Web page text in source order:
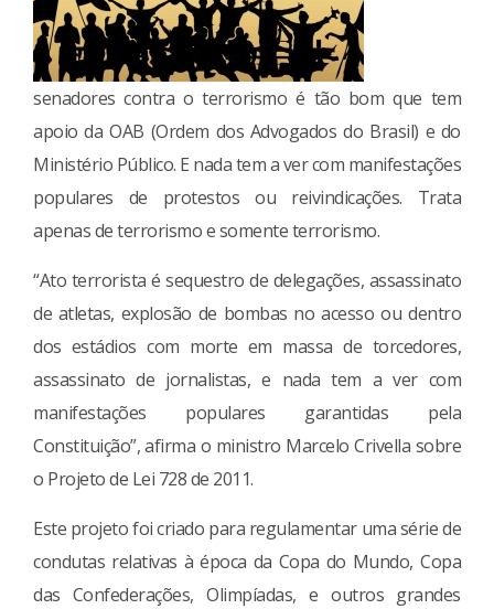
senadores contra o terrorismo é tão bom que tem
apoio da OAB (Ordem dos Advogados do Brasil) e do
Ministério Público. E nada tem a ver com manifestações
populares de protestos ou reivindicações. Trata
apenas de terrorismo e somente terrorismo.
“Ato terrorista é sequestro de delegações, assassinato
de atletas, explosão de bombas no acesso ou dentro
dos estádios com morte em massa de torcedores,
assassinato de jornalistas, e nada tem a ver com
manifestações populares garantidas pela
Constituição”, afirma o ministro Marcelo Crivella sobre
o Projeto de Lei 728 de 2011.
Este projeto foi criado para regulamentar uma série de
condutas relativas à época da Copa do Mundo, Copa
das Confederações, Olimpíadas, e outros grandes